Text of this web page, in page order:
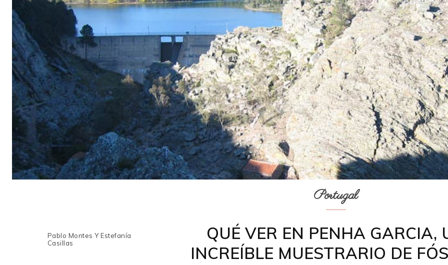
Pablo Montes Y Estefanía
Casillas
Portugal
QUÉ VER EN PENHA GARCIA,
INCREÍBLE MUESTRARIO DE